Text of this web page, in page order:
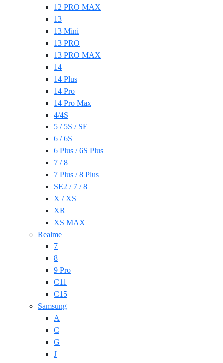
12 PRO MAX
13
13 Mini
13 PRO
13 PRO MAX
14
14 Plus
14 Pro
14 Pro Max
4/4S
5 / 5S / SE
6 / 6S
6 Plus / 6S Plus
7 / 8
7 Plus / 8 Plus
SE2 / 7 / 8
X / XS
XR
XS MAX
Realme
7
8
9 Pro
C11
C15
Samsung
A
C
G
J